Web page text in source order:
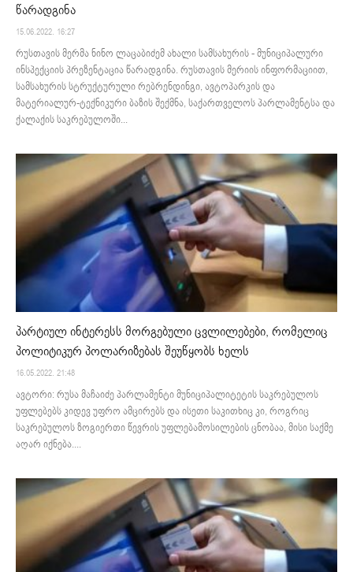
წარადგინა
15.06.2022. 16:27
რუსთავის მერმა ნინო ლაცაბიძემ ახალი სამსახურის - მუნიციპალური
ინსპექციის პრეზენტაცია წარადგინა. რუსთავის მერიის ინფორმაციით,
სამსახურის სტრუქტურული რებრენდინგი, ავტოპარკის და
მატერიალურ-ტექნიკური ბაზის შექმნა, საქართველოს პარლამენტსა და
ქალაქის საკრებულოში...
პარტიულ ინტერესს მორგებული ცვლილებები, რომელიც
პოლიტიკურ პოლარიზებას შეუწყობს ხელს
16.05.2022. 21:48
ავტორი: რუსა მაჩაიძე პარლამენტი მუნიციპალიტეტის საკრებულოს
უფლებებს კიდევ უფრო ამცირებს და ისეთი საკითხიც კი, როგრიც
საკრებულოს ზოგიერთი წევრის უფლებამოსილების ცნობაა, მისი საქმე
აღარ იქნება....